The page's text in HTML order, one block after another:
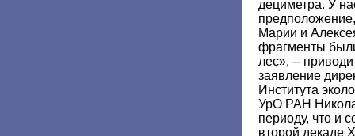
дециметра. У
Марии и
фрагменты
лес», --
заявление
Института
УрО РАН
периоду, что и
второй декаде